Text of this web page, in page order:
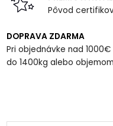
Pôvod
DOPRAVA ZDARMA
Pri objednávke nad
do 1400kg alebo